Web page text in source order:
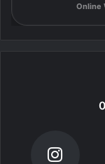
Online
0